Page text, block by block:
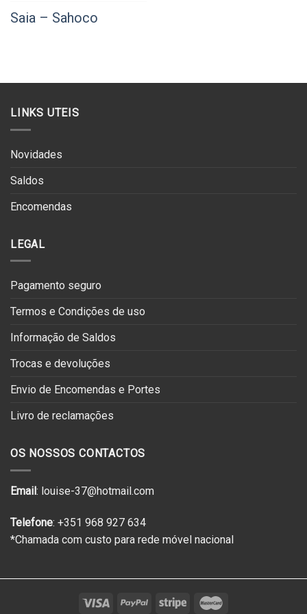
Saia – Sahoco
LINKS UTEIS
Novidades
Saldos
Encomendas
LEGAL
Pagamento seguro
Termos e Condições de uso
Informação de Saldos
Trocas e devoluções
Envio de Encomendas e Portes
Livro de reclamações
OS NOSSOS CONTACTOS
Email: louise-37@hotmail.com
Telefone: +351 968 927 634
*Chamada com custo para rede móvel nacional